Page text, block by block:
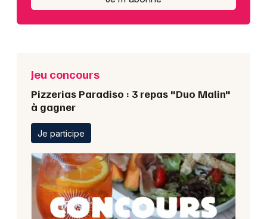
Jeu concours
Pizzerias Paradiso : 3 repas "Duo Malin"
à gagner
Je participe